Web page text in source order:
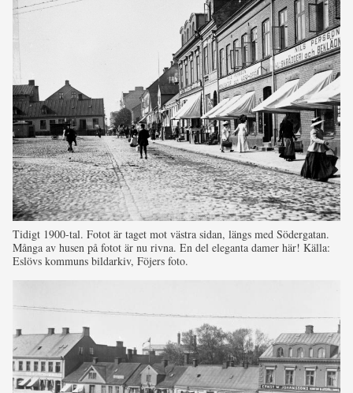
Tidigt 1900-tal. Fotot är taget mot västra sidan, längs med Södergatan.
Många av husen på fotot är nu rivna. En del eleganta damer här! Källa:
Eslövs kommuns bildarkiv, Föjers foto.